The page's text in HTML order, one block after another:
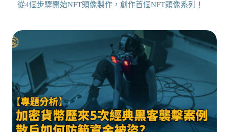
從4個步驟開始NFT頭像製作，創作首個NFT頭像系列！